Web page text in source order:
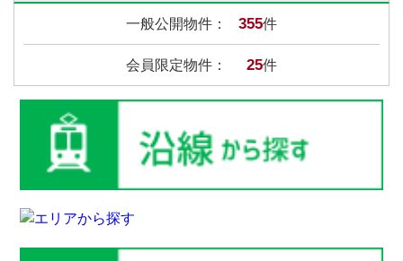
一般公開物件： 355件
会員限定物件： 25件